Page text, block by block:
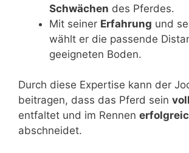
Schwächen des Pferdes.
Mit seiner Erfahrung und
wählt er die passende
geeigneten Boden.
Durch diese Expertise kann der
beitragen, dass das Pferd sein
entfaltet und im Rennen
abschneidet.